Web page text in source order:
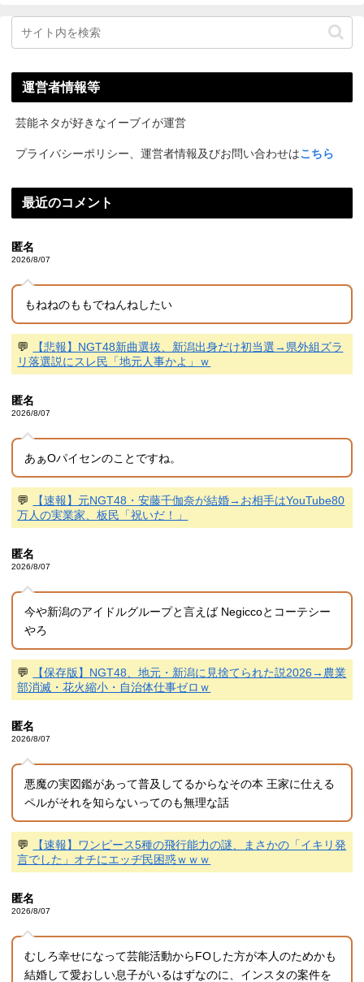
運営者情報等
芸能ネタが好きなイーブイが運営
プライバシーポリシー、運営者情報及びお問い合わせはこちら
最近のコメント
匿名
2026/8/07
もねねのももでねんねしたい
💬
【悲報】NGT48新曲選抜、新潟出身だけ初当選→県外組ズラ
リ落選説にスレ民「地元人事かよ」ｗ
匿名
2026/8/07
あぁOパイセンのことですね。
💬
【速報】元NGT48・安藤千伽奈が結婚→お相手はYouTube80
万人の実業家、板民「祝いだ！」
匿名
2026/8/07
今や新潟のアイドルグループと言えば Negiccoとコーテシー
やろ
💬
【保存版】NGT48、地元・新潟に見捨てられた説2026→農業
部消滅・花火縮小・自治体仕事ゼロｗ
匿名
2026/8/07
悪魔の実図鑑があって普及してるからなその本 王家に仕える
ペルがそれを知らないってのも無理な話
💬
【速報】ワンピース5種の飛行能力の謎、まさかの「イキリ発
言でした」オチにエッヂ民困惑ｗｗｗ
匿名
2026/8/07
むしろ幸せになって芸能活動からFOした方が本人のためかも
結婚して愛おしい息子がいるはずなのに、インスタの案件を